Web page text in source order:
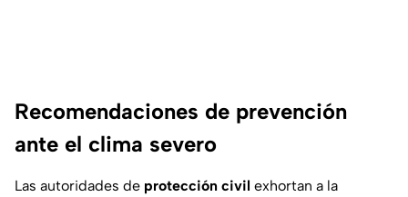
Recomendaciones de prevención
ante el clima severo
Las autoridades de protección civil exhortan a la